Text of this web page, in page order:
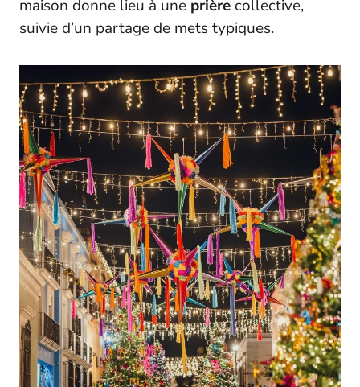
maison donne lieu à une prière collective,
suivie d’un partage de mets typiques.